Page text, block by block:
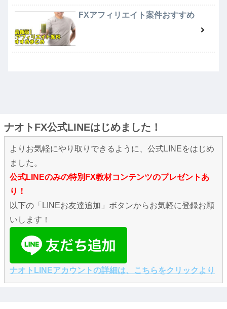
FXアフィリエイト案件おすすめ
ナオトFX公式LINEはじめました！
よりお気軽にやり取りできるように、公式LINEをはじめ
ました。
公式LINEのみの特別FX教材コンテンツのプレゼントあ
り！
以下の「LINEお友達追加」ボタンからお気軽に登録お願
いします！
ナオトLINEアカウントの詳細は、こちらをクリックより